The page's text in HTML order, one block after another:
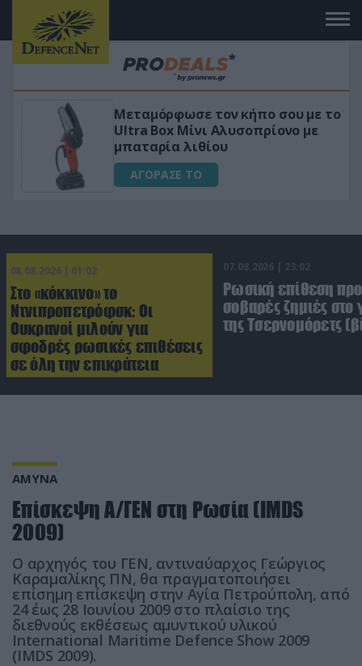
Μεταμόρφωσε τον κήπο σου με το
Ultra Box Μίνι Αλυσοπρίονο με
μπαταρία λιθίου
ΑΓΟΡΑΣΕ ΤΟ
08.08.2026 | 01:02
Στο «κόκκινο» το
Ντνιπροπετρόφσκ: Οι
Ουκρανοί μιλούν για
σφοδρές ρωσικές επιθέσεις
σε όλη την επικράτεια
07.08.2026 | 23:02
Ρωσική επίθεση
σοβαρές ζημιές στο
της Τσερνομόρετς
ΑΜΥΝΑ
Επίσκεψη Α/ΓΕΝ στη Ρωσία (IMDS
2009)
O αρχηγός του ΓΕΝ, αντιναύαρχος Γεώργιος
Καραμαλίκης ΠΝ, θα πραγματοποιήσει
επίσημη επίσκεψη στην Αγία Πετρούπολη, από
24 έως 28 Ιουνίου 2009 στο πλαίσιο της
διεθνούς εκθέσεως αμυντικού υλικού
International Maritime Defence Show 2009
(IMDS 2009).